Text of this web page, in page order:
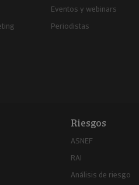
Eventos y webinars
Periodistas
Riesgos
ASNEF
RAI
Análisis de riesgo